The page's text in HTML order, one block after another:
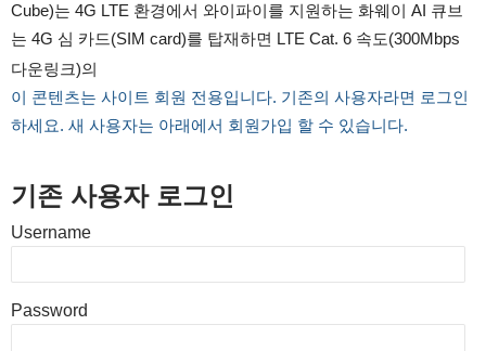
Cube)는 4G LTE 환경에서 와이파이를 지원하는 화웨이 AI 큐브
는 4G 심 카드(SIM card)를 탑재하면 LTE Cat. 6 속도(300Mbps
다운링크)의
이 콘텐츠는 사이트 회원 전용입니다. 기존의 사용자라면 로그인
하세요. 새 사용자는 아래에서 회원가입 할 수 있습니다.
기존 사용자 로그인
Username
Password